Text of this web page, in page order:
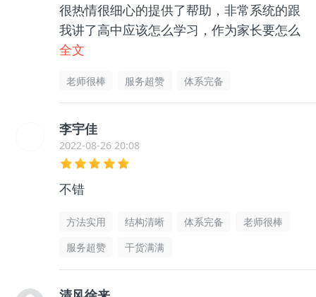
很热情很细心的提供了帮助，非常系统的跟
我讲了高中应该怎么学习，作为家长要怎么
帮助孩子等等很多东西，孩子和我都没有那
用的
全文
老师很棒 服务超赞 体系完备
李宇佳
2022-08-26 20:08
不错
方法实用 结构清晰 体系完备
老师很棒
服务超赞
干货满满